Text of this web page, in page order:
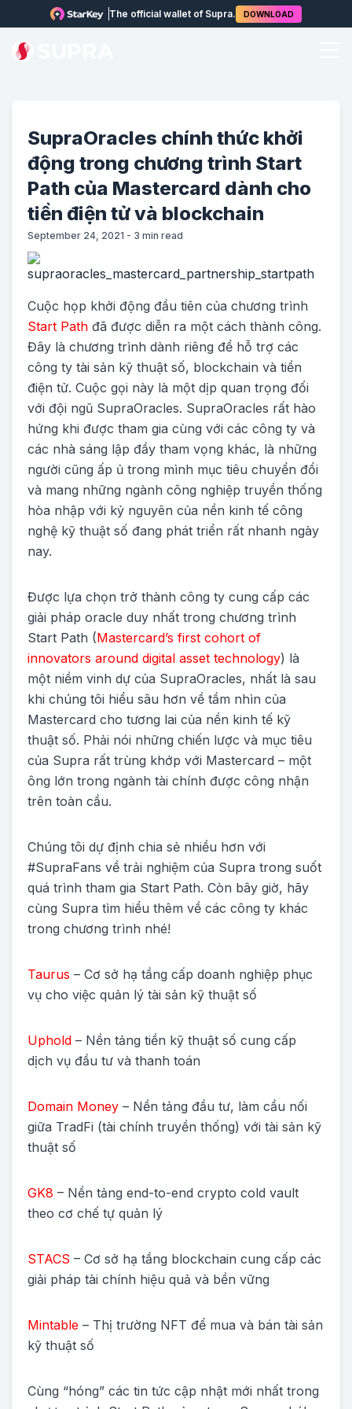
The official wallet of Supra. DOWNLOAD
SupraOracles chính thức khởi
động trong chương trình Start
Path của Mastercard dành cho
tiền điện tử và blockchain
September 24, 2021 - 3 min read
Cuộc họp khởi động đầu tiên của chương trình
Start Path đã được diễn ra một cách thành công.
Đây là chương trình dành riêng để hỗ trợ các
công ty tài sản kỹ thuật số, blockchain và tiền
điện tử. Cuộc gọi này là một dịp quan trọng đối
với đội ngũ SupraOracles. SupraOracles rất hào
hứng khi được tham gia cùng với các công ty và
các nhà sáng lập đầy tham vọng khác, là những
người cũng ấp ủ trong mình mục tiêu chuyển đổi
và mang những ngành công nghiệp truyền thống
hòa nhập với kỷ nguyên của nền kinh tế công
nghệ kỹ thuật số đang phát triển rất nhanh ngày
nay.
Được lựa chọn trở thành công ty cung cấp các
giải pháp oracle duy nhất trong chương trình
Start Path (Mastercard’s first cohort of
innovators around digital asset technology) là
một niềm vinh dự của SupraOracles, nhất là sau
khi chúng tôi hiểu sâu hơn về tầm nhìn của
Mastercard cho tương lai của nền kinh tế kỹ
thuật số. Phải nói những chiến lược và mục tiêu
của Supra rất trùng khớp với Mastercard – một
ông lớn trong ngành tài chính được công nhận
trên toàn cầu.
Chúng tôi dự định chia sẻ nhiều hơn với
#SupraFans về trải nghiệm của Supra trong suốt
quá trình tham gia Start Path. Còn bây giờ, hãy
cùng Supra tìm hiểu thêm về các công ty khác
trong chương trình nhé!
Taurus – Cơ sở hạ tầng cấp doanh nghiệp phục
vụ cho việc quản lý tài sản kỹ thuật số
Uphold – Nền tảng tiền kỹ thuật số cung cấp
dịch vụ đầu tư và thanh toán
Domain Money – Nền tảng đầu tư, làm cầu nối
giữa TradFi (tài chính truyền thống) với tài sản kỹ
thuật số
GK8 – Nền tảng end-to-end crypto cold vault
theo cơ chế tự quản lý
STACS – Cơ sở hạ tầng blockchain cung cấp các
giải pháp tài chính hiệu quả và bền vững
Mintable – Thị trường NFT để mua và bán tài sản
kỹ thuật số
Cùng “hóng” các tin tức cập nhật mới nhất trong